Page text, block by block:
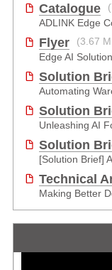
Catalogue
ADLINK Edge
Flyer
(3.67
Edge AI
Solution
Automating
Solution
Unleashing AI
Solution
Technical